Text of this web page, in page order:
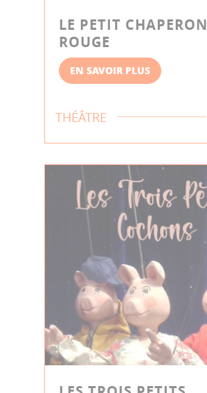
LE PETIT CHAPERON
ROUGE
EN SAVOIR PLUS
THÉÂTRE